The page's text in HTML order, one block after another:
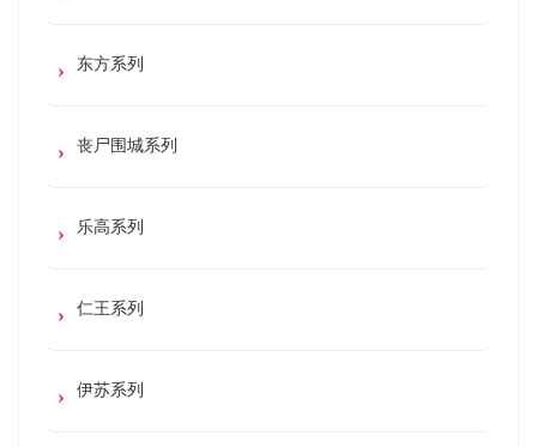
东方系列
丧尸围城系列
乐高系列
仁王系列
伊苏系列